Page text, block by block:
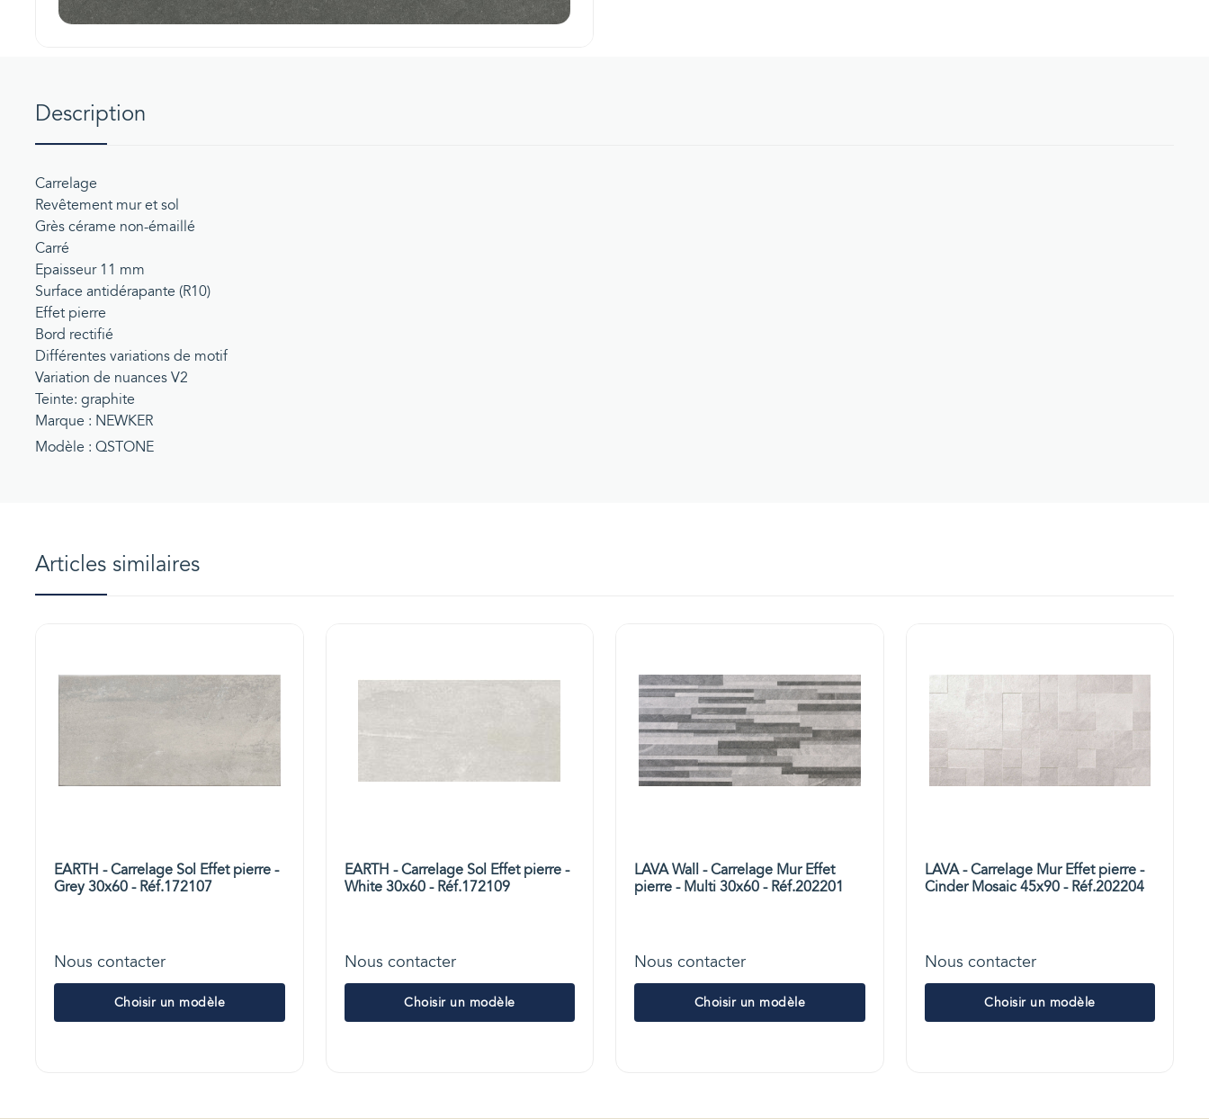
Description
Carrelage
Revêtement mur et sol
Grès cérame non-émaillé
Carré
Epaisseur 11 mm
Surface antidérapante (R10)
Effet pierre
Bord rectifié
Différentes variations de motif
Variation de nuances V2
Teinte: graphite
Marque : NEWKER
Modèle : QSTONE
Articles similaires
EARTH - Carrelage Sol Effet pierre -
Grey 30x60 - Réf.172107
Nous contacter
Choisir un modèle
EARTH - Carrelage Sol Effet pierre -
White 30x60 - Réf.172109
Nous contacter
Choisir un modèle
LAVA Wall - Carrelage Mur Effet
pierre - Multi 30x60 - Réf.202201
Nous contacter
Choisir un modèle
LAVA - Carrelage Mur Effet pierre -
Cinder Mosaic 45x90 - Réf.202204
Nous contacter
Choisir un modèle